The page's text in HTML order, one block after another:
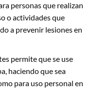
personas que realizan
o actividades que
a prevenir lesiones en
permite que se use
haciendo que sea
para uso personal en